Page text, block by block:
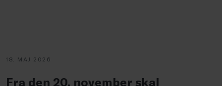
18. MAJ 2026
Fra den 20. november skal